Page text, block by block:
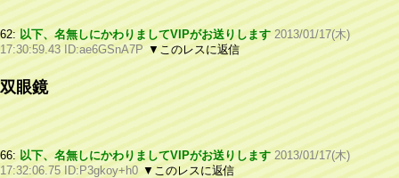
62: 以下、名無しにかわりましてVIPがお送りします 2013/01/17(木)
17:30:59.43 ID:ae6GSnA7P ▼このレスに返信
双眼鏡
66: 以下、名無しにかわりましてVIPがお送りします 2013/01/17(木)
17:32:06.75 ID:P3gkoy+h0 ▼このレスに返信